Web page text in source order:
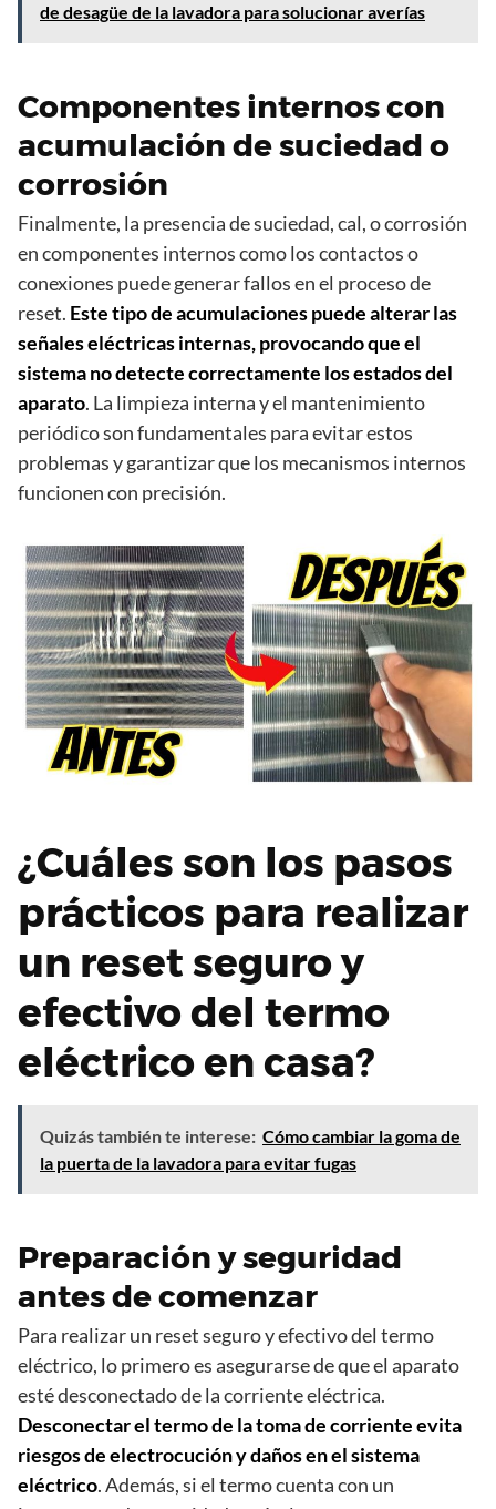
de desagüe de la lavadora para solucionar averías
Componentes internos con
acumulación de suciedad o
corrosión
Finalmente, la presencia de suciedad, cal, o corrosión
en componentes internos como los contactos o
conexiones puede generar fallos en el proceso de
reset. Este tipo de acumulaciones puede alterar las
señales eléctricas internas, provocando que el
sistema no detecte correctamente los estados del
aparato. La limpieza interna y el mantenimiento
periódico son fundamentales para evitar estos
problemas y garantizar que los mecanismos internos
funcionen con precisión.
¿Cuáles son los pasos
prácticos para realizar
un reset seguro y
efectivo del termo
eléctrico en casa?
Quizás también te interese: Cómo cambiar la goma de
la puerta de la lavadora para evitar fugas
Preparación y seguridad
antes de comenzar
Para realizar un reset seguro y efectivo del termo
eléctrico, lo primero es asegurarse de que el aparato
esté desconectado de la corriente eléctrica.
Desconectar el termo de la toma de corriente evita
riesgos de electrocución y daños en el sistema
eléctrico. Además, si el termo cuenta con un